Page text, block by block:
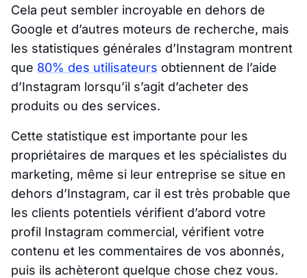
Cela peut sembler incroyable en dehors de
Google et d’autres moteurs de recherche, mais
les statistiques générales d’Instagram montrent
que 80% des utilisateurs obtiennent de l’aide
d’Instagram lorsqu’il s’agit d’acheter des
produits ou des services.
Cette statistique est importante pour les
propriétaires de marques et les spécialistes du
marketing, même si leur entreprise se situe en
dehors d’Instagram, car il est très probable que
les clients potentiels vérifient d’abord votre
profil Instagram commercial, vérifient votre
contenu et les commentaires de vos abonnés,
puis ils achèteront quelque chose chez vous.